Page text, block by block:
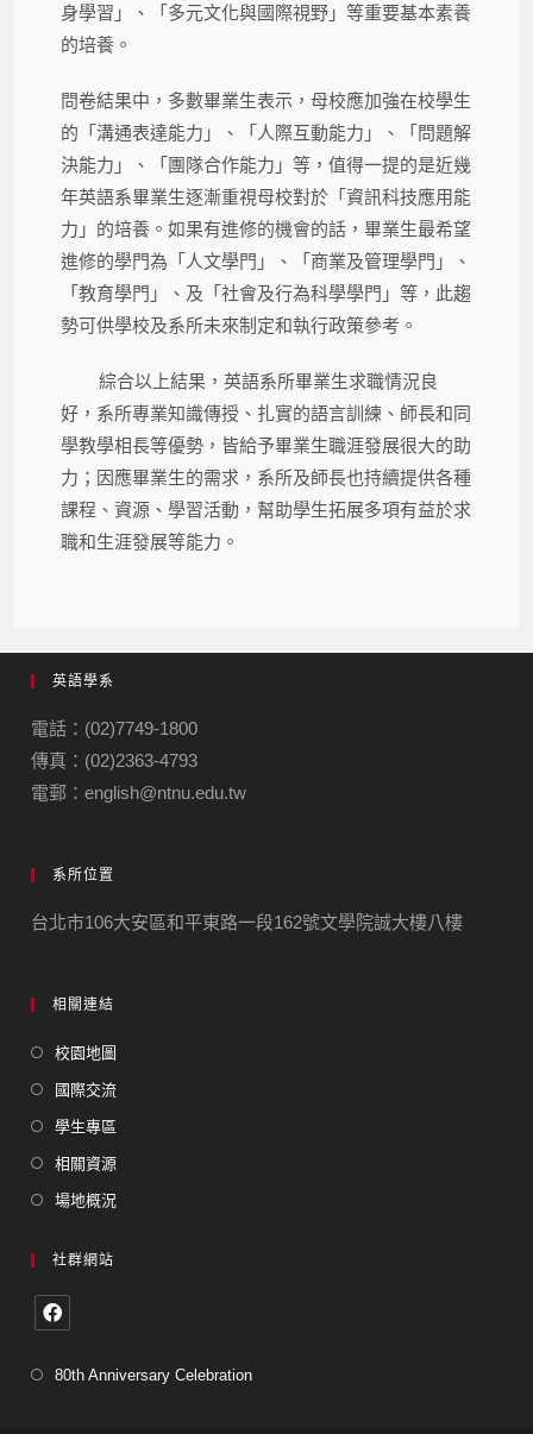
身學習」、「多元文化與國際視野」等重要基本素養
的培養。
問卷結果中，多數畢業生表示，母校應加強在校學生
的「溝通表達能力」、「人際互動能力」、「問題解
決能力」、「團隊合作能力」等，值得一提的是近幾
年英語系畢業生逐漸重視母校對於「資訊科技應用能
力」的培養。如果有進修的機會的話，畢業生最希望
進修的學門為「人文學門」、「商業及管理學門」、
「教育學門」、及「社會及行為科學學門」等，此趨
勢可供學校及系所未來制定和執行政策參考。
綜合以上結果，英語系所畢業生求職情況良
好，系所專業知識傳授、扎實的語言訓練、師長和同
學教學相長等優勢，皆給予畢業生職涯發展很大的助
力；因應畢業生的需求，系所及師長也持續提供各種
課程、資源、學習活動，幫助學生拓展多項有益於求
職和生涯發展等能力。
英語學系
電話：(02)7749-1800
傳真：(02)2363-4793
電郵：english@ntnu.edu.tw
系所位置
台北市106大安區和平東路一段162號文學院誠大樓八樓
相關連結
校園地圖
國際交流
學生專區
相關資源
場地概況
社群網站
80th Anniversary Celebration